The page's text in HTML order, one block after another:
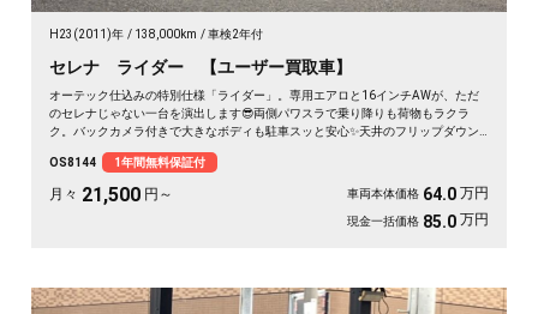
H23(2011)年 138,000km 車検2年付
セレナ ライダー 【ユーザー買取車】
オーテック仕込みの特別仕様「ライダー」。専用エアロと16インチAWが、ただ
のセレナじゃない一台を演出します😎両側パワスラで乗り降りも荷物もラクラ
ク。バックカメラ付きで大きなボディも駐車スッと安心✨天井のフリップダウン
一台で楽しさ倍増です🎵月々21500〜で手が届く特別グレード。走り出しが待ち
遠しくなる、《1年保証付》👑
OS8144 1年間無料保証付
月々 21,500 円～ 車両本体価格 64.0 万円
現金一括価格 85.0 万円